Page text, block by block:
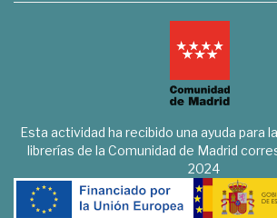
Esta actividad ha recibido una ayuda para
librerías de la Comunidad de Madrid
2024